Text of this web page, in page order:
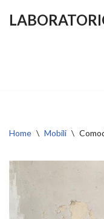
Home \ Mobili \